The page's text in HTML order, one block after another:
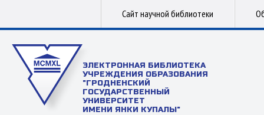
Сайт научной библиотеки
ЭЛЕКТРОННАЯ БИБЛИОТЕКА
УЧРЕЖДЕНИЯ ОБРАЗОВАНИЯ
"ГРОДНЕНСКИЙ
ГОСУДАРСТВЕННЫЙ
УНИВЕРСИТЕТ
ИМЕНИ ЯНКИ КУПАЛЫ"